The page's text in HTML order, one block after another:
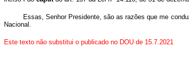
Essas, Senhor Presidente, são as razões que me
Nacional.
Este texto não substitui o publicado no DOU de 15.7.2021